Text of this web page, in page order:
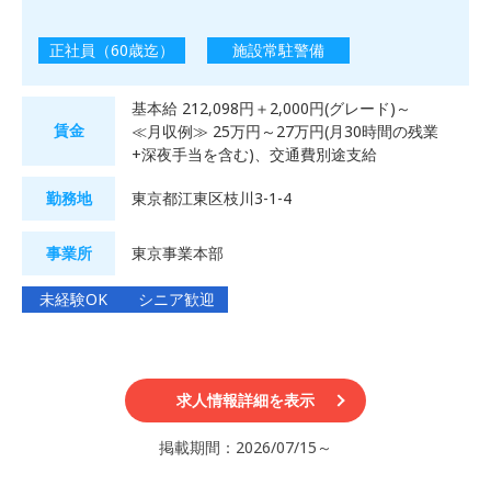
正社員（60歳迄） 施設常駐警備
未経験OK シニア歓迎
賃金
基本給 212,098円＋2,000円(グレード)～
≪月収例≫ 25万円～27万円(月30時間の残業
+深夜手当を含む)、交通費別途支給
勤務地 東京都江東区枝川3-1-4
事業所 東京事業本部
求人情報詳細を表示
掲載期間：2026/07/15～